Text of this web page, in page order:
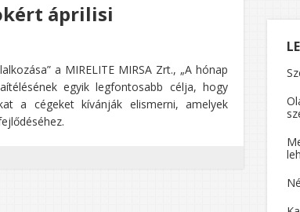
áprilisi
a MIRELITE MIRSA Zrt., „A hónap
egyik legfontosabb célja, hogy
a cégeket kívánják elismerni, amelyek